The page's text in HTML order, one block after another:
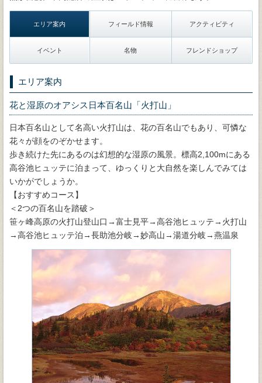
エリア案内 フィールド情報 アクティビティ
イベント 名物 フレンドショップ
エリア案内
花と湿原のオアシス日本百名山「火打山」
日本百名山として名高い火打山は、花の百名山でもあり、可憐な
花々が顔をのぞかせます。
歩き続けた先にあるのは幻想的な湿原の風景。標高2,100mにある
高谷池ヒュッテに泊まって、ゆっくりと大自然を楽しんでみては
いかがでしょうか。
【おすすめコース】
＜2つの百名山を踏破＞
笹ヶ峰高原の火打山登山口→富士見平→高谷池ヒュッテ→火打山
→高谷池ヒュッテ泊→長助池分岐→妙高山→湯道分岐→燕温泉